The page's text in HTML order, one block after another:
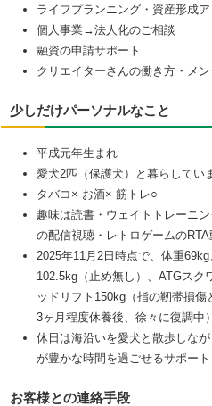
ライフプランニング・資産形成ア
個人事業→法人化のご相談
融資の申請サポート
クリエイターさんの働き方・メ
少しだけパーソナルなこと
平成元年生まれ
愛犬2匹（保護犬）と暮らしてい
タバコ× お酒× 筋トレ○
趣味は読書・ウェイトトレーニ
の配信視聴・レトロゲームの
2025年11月2日時点で、体重
102.5kg（止め無し）、ATGスク
ッドリフト150kg（指の靭帯損傷
3ヶ月程度休養後、徐々に復調中）
休日は海沿いを愛犬と散歩しな
が豊かな時間を過ごせるサポート
お客様との連絡手段